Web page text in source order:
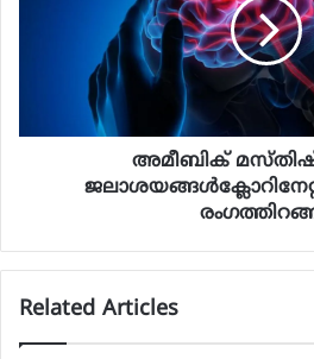
അമീബിക്
Related Articles